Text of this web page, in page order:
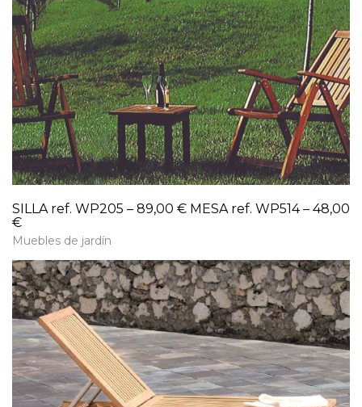
SILLA ref. WP205 – 89,00 € MESA ref. WP514 – 48,00
€
Muebles de jardín